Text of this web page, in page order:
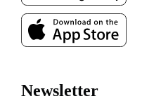
Newsletter